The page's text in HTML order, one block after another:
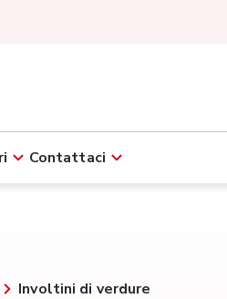
Contattaci
Involtini di verdure